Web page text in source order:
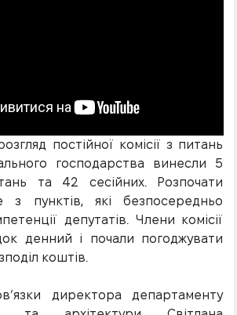
постійної комісії з питань
господарства винесли 5
та 42 сесійних. Розпочати
з пунктів, які безпосередньо
депутатів. Члени комісії
денний і почали погоджувати
коштів.
директора департаменту